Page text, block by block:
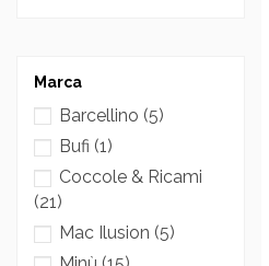
Marca
Barcellino (5)
Bufi (1)
Coccole & Ricami
(21)
Mac Ilusion (5)